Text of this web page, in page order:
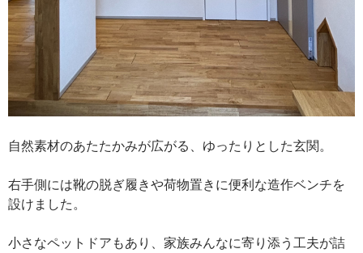
自然素材のあたたかみが広がる、ゆったりとした玄関。
右手側には靴の脱ぎ履きや荷物置きに便利な造作ベンチを
設けました。
小さなペットドアもあり、家族みんなに寄り添う工夫が詰